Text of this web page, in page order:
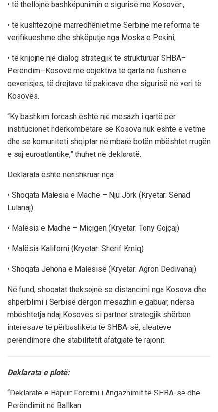
• të thellojnë bashkëpunimin e sigurisë me Kosovën,
• të kushtëzojnë marrëdhëniet me Serbinë me reforma të
verifikueshme dhe shkëputje nga Moska e Pekini,
• të krijojnë një dialog strategjik të strukturuar SHBA–
Perëndim–Kosovë me objektiva të qarta në fushën e
qeverisjes, të drejtave të pakicave dhe sigurisë në veri të
Kosovës.
“Ky bashkim forcash është një mesazh i qartë për
institucionet ndërkombëtare se Kosova nuk është e vetme
dhe se komuniteti shqiptar në mbarë botën mbështet rrugën
e saj euroatlantike,” thuhet në deklaratë.
Deklarata është nënshkruar nga:
• Shoqata Malësia e Madhe – Nju Jork (Kryetar: Senad
Lulanaj)
• Malësia e Madhe – Miçigen (Kryetar: Tony Gojçaj)
• Malësia Kaliforni (Kryetar: Sherif Krniq)
• Shoqata Jehona e Malësisë (Kryetar: Agron Dedivanaj)
Në fund, shoqatat theksojnë se distancimi nga Kosova dhe
shpërblimi i Serbisë dërgon mesazhin e gabuar, ndërsa
mbështetja ndaj Kosovës si partner strategjik shërben
interesave të përbashkëta të SHBA-së, aleatëve
perëndimorë dhe stabilitetit afatgjatë të rajonit.
Deklarata e plotë:
“Deklaratë e Hapur: Forcimi i Angazhimit të SHBA-së dhe
Perëndimit në Ballkan